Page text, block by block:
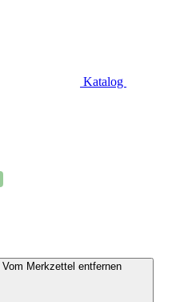
Katalog
Vom Merkzettel entfernen